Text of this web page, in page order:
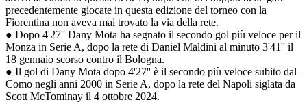
precedentemente giocate in questa edizione del torneo con la
Fiorentina non aveva mai trovato la via della rete.
● Dopo 4'27'' Dany Mota ha segnato il secondo gol più veloce per il
Monza in Serie A, dopo la rete di Daniel Maldini al minuto 3'41'' il
18 gennaio scorso contro il Bologna.
● Il gol di Dany Mota dopo 4'27'' è il secondo più veloce subito dal
Como negli anni 2000 in Serie A, dopo la rete del Napoli siglata da
Scott McTominay il 4 ottobre 2024.